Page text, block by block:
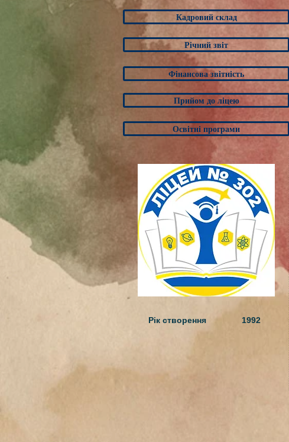
Кадровий склад
Річний звіт
Фінансова звітність
Прийом до ліцею
Освітні програми
Рік створення 1992